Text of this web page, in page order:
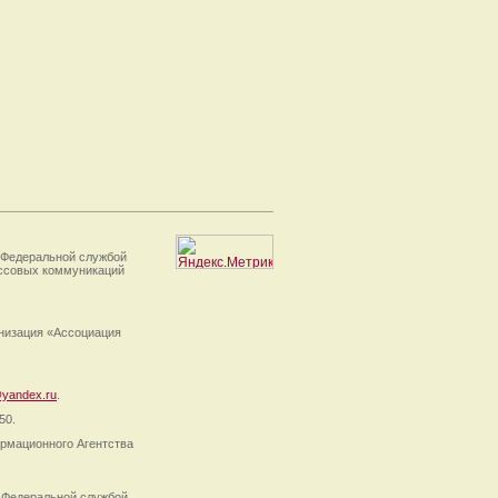
службой
коммуникаций
«Ассоциация
Агентства